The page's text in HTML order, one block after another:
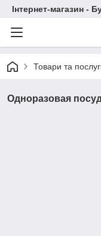
Інтернет-магазин -
Товари та
Одноразовая